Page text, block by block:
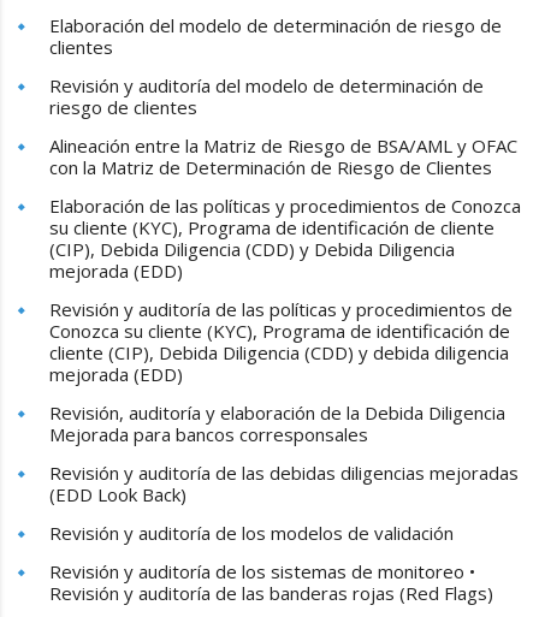
Elaboración del modelo de determinación de riesgo de
clientes
Revisión y auditoría del modelo de determinación de
riesgo de clientes
Alineación entre la Matriz de Riesgo de BSA/AML y OFAC
con la Matriz de Determinación de Riesgo de Clientes
Elaboración de las políticas y procedimientos de Conozca
su cliente (KYC), Programa de identificación de cliente
(CIP), Debida Diligencia (CDD) y Debida Diligencia
mejorada (EDD)
Revisión y auditoría de las políticas y procedimientos de
Conozca su cliente (KYC), Programa de identificación de
cliente (CIP), Debida Diligencia (CDD) y debida diligencia
mejorada (EDD)
Revisión, auditoría y elaboración de la Debida Diligencia
Mejorada para bancos corresponsales
Revisión y auditoría de las debidas diligencias mejoradas
(EDD Look Back)
Revisión y auditoría de los modelos de validación
Revisión y auditoría de los sistemas de monitoreo •
Revisión y auditoría de las banderas rojas (Red Flags)